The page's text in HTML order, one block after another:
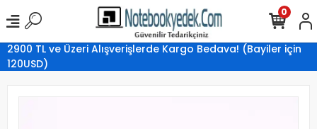
2900 TL ve Üzeri Alışverişlerde Kargo Bedava! (Bayiler için
120USD)
0